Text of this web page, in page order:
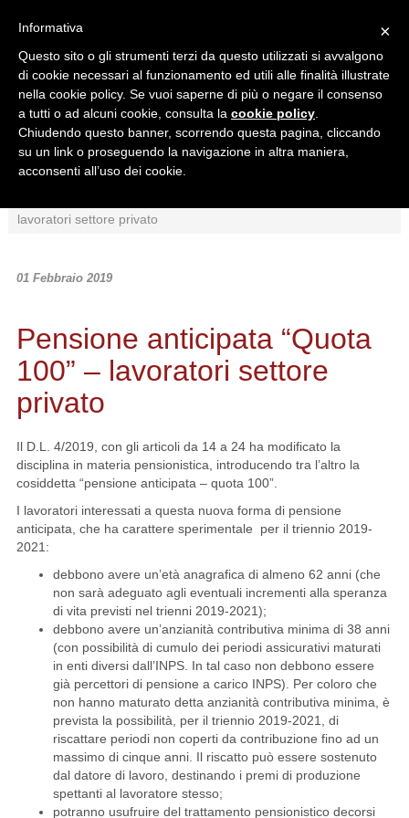
Ricerca in:
Sezione corrente
Tutto il sito
lavoratori settore privato
01 Febbraio 2019
Pensione anticipata “Quota
100” – lavoratori settore
privato
Il D.L. 4/2019, con gli articoli da 14 a 24 ha modificato la
disciplina in materia pensionistica, introducendo tra l’altro la
cosiddetta “pensione anticipata – quota 100”.
I lavoratori interessati a questa nuova forma di pensione
anticipata, che ha carattere sperimentale per il triennio 2019-
2021:
debbono avere un’età anagrafica di almeno 62 anni (che
non sarà adeguato agli eventuali incrementi alla speranza
di vita previsti nel trienni 2019-2021);
debbono avere un’anzianità contributiva minima di 38 anni
(con possibilità di cumulo dei periodi assicurativi maturati
in enti diversi dall’INPS. In tal caso non debbono essere
già percettori di pensione a carico INPS). Per coloro che
non hanno maturato detta anzianità contributiva minima, è
prevista la possibilità, per il triennio 2019-2021, di
riscattare periodi non coperti da contribuzione fino ad un
massimo di cinque anni. Il riscatto può essere sostenuto
dal datore di lavoro, destinando i premi di produzione
spettanti al lavoratore stesso;
potranno usufruire del trattamento pensionistico decorsi
×
Informativa
Questo sito o gli strumenti terzi da questo utilizzati si avvalgono
di cookie necessari al funzionamento ed utili alle finalità illustrate
nella cookie policy. Se vuoi saperne di più o negare il consenso
a tutti o ad alcuni cookie, consulta la cookie policy
Chiudendo questo banner, scorrendo questa pagina, cliccando
su un link o proseguendo la navigazione in altra maniera,
acconsenti all’uso dei cookie.